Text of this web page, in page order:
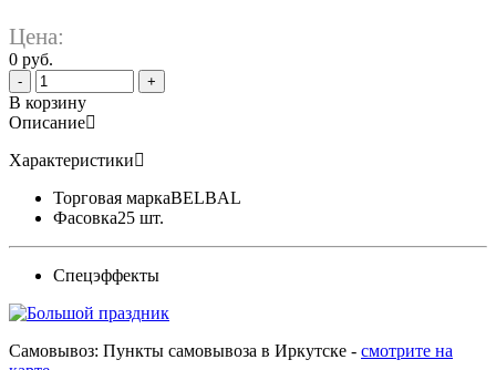
Цена:
0 руб.
- +
В корзину
Описание
Характеристики
Торговая маркаBELBAL
Фасовка25 шт.
Спецэффекты
Самовывоз: Пункты самовывоза в Иркутске - смотрите на